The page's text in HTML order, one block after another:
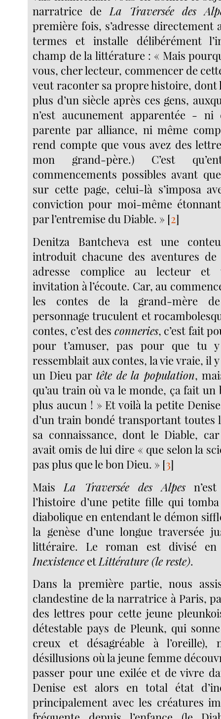
narratrice deLa Traversée des
première fois, s’adresse directement
termes et installe délibérément
champ de la littérature : « Mais
vous, cher lecteur, commencer de
veut raconter sa propre histoire, dont
plus d’un siècle après ces gens,
n’est aucunement apparentée - ni
parente par alliance, ni même
rend compte que vous avez des
mon grand-père.) C’est
commencements possibles avant
sur cette page, celui-là s’imposa
conviction pour moi-même
par l’entremise du Diable. » [2]
Denitza Bantcheva est une
introduit chacune des aventures
adresse complice au lecteur et
invitation à l’écoute. Car, au
les contes de la grand-mère
personnage truculent et
contes, c’est des conneries, c’est fait
pour t’amuser, pas pour que tu
ressemblait aux contes, la vie vraie, il
un Dieu partête de la population,
qu’au train où va le monde, ça fait un
plus aucun ! » Et voilà la petite
d’un train bondé transportant toutes
sa connaissance, dont le Diable,
avait omis de lui dire « que selon la
pas plus que le bon Dieu. » [3]
Mais La Traversée des Alpes
l’histoire d’une petite fille qui
diabolique en entendant le démon
la genèse d’une longue traversée
littéraire. Le roman est divisé
Inexistence et Littérature (le reste).
Dans la première partie, nous
clandestine de la narratrice à Paris,
des lettres pour cette jeune
détestable pays de Pleunk, qui
creux et désagréable à l’oreille),
désillusions où la jeune femme
passer pour une exilée et de vivre
Denise est alors en total état
principalement avec les créatures